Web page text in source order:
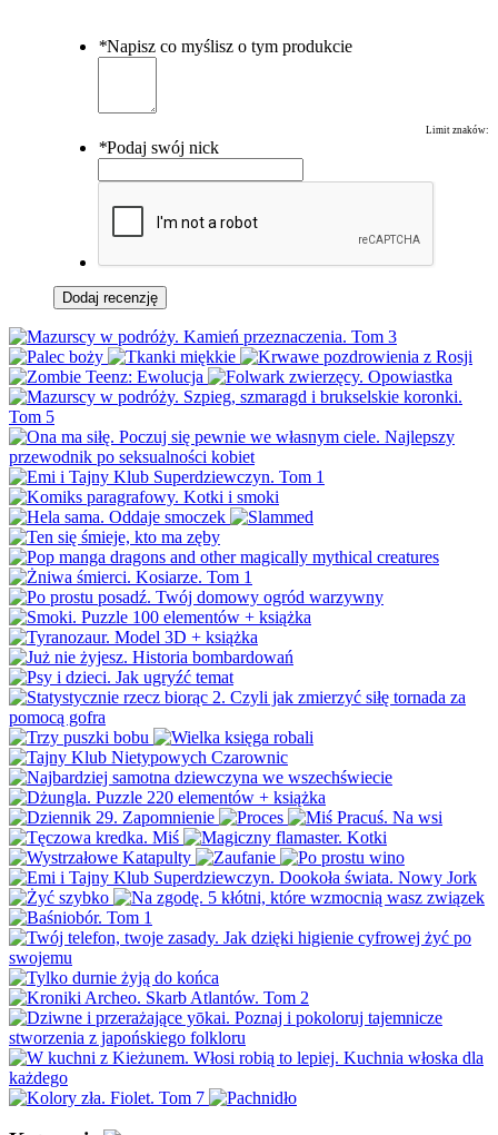
*Napisz co myślisz o tym produkcie
Limit znaków:
*Podaj swój nick
Dodaj recenzję